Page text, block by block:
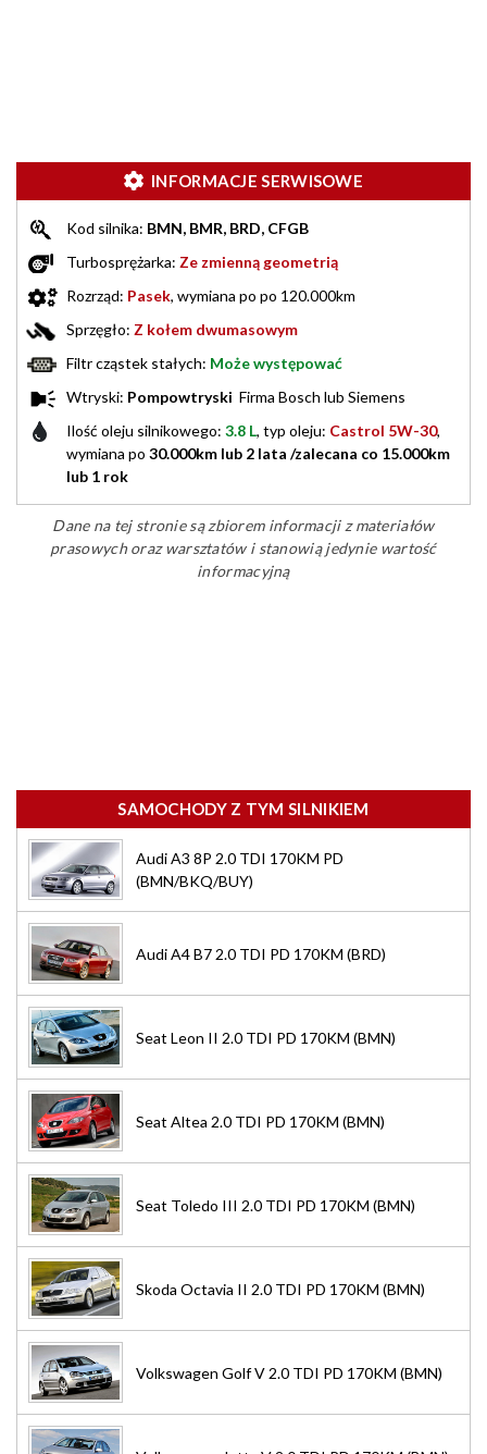
INFORMACJE SERWISOWE
Kod silnika: BMN, BMR, BRD, CFGB
Turbosprężarka: Ze zmienną geometrią
Rozrząd: Pasek, wymiana po po 120.000km
Sprzęgło: Z kołem dwumasowym
Filtr cząstek stałych: Może występować
Wtryski: Pompowtryski Firma Bosch lub Siemens
Ilość oleju silnikowego: 3.8 L, typ oleju: Castrol 5W-30,
wymiana po 30.000km lub 2 lata /zalecana co 15.000km
lub 1 rok
Dane na tej stronie są zbiorem informacji z materiałów
prasowych oraz warsztatów i stanowią jedynie wartość
informacyjną
SAMOCHODY Z TYM SILNIKIEM
Audi A3 8P 2.0 TDI 170KM PD
(BMN/BKQ/BUY)
Audi A4 B7 2.0 TDI PD 170KM (BRD)
Seat Leon II 2.0 TDI PD 170KM (BMN)
Seat Altea 2.0 TDI PD 170KM (BMN)
Seat Toledo III 2.0 TDI PD 170KM (BMN)
Skoda Octavia II 2.0 TDI PD 170KM (BMN)
Volkswagen Golf V 2.0 TDI PD 170KM (BMN)